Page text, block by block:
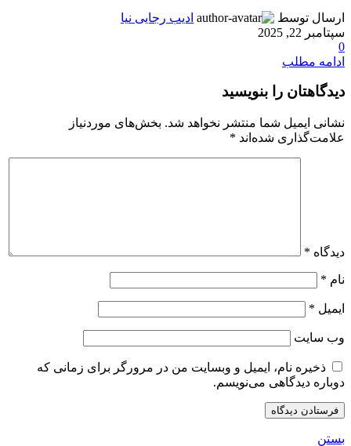
ارسال توسط
ادیب رجایی نیا
سپتامبر 22, 2025
0
ادامه مطلب
دیدگاهتان را بنویسید
نشانی ایمیل شما منتشر نخواهد شد. بخش‌های موردنیاز
علامت‌گذاری شده‌اند *
دیدگاه *
نام *
ایمیل *
وب‌ سایت
ذخیره نام، ایمیل و وبسایت من در مرورگر برای زمانی که
دوباره دیدگاهی می‌نویسم.
بستن